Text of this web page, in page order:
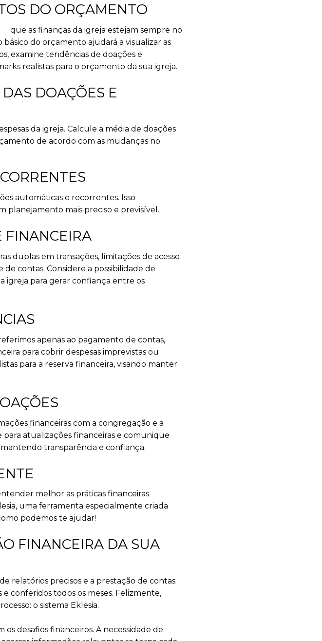
DO ORÇAMENTO
que as finanças da igreja estejam sempre no
do orçamento ajudará a visualizar as
examine tendências de doações e
realistas para o orçamento da sua igreja.
DOAÇÕES E
da igreja. Calcule a média de doações
de acordo com as mudanças no
automáticas e recorrentes. Isso
planejamento mais preciso e previsível.
FINANCEIRA
duplas em transações, limitações de acesso
contas. Considere a possibilidade de
igreja para gerar confiança entre os
apenas ao pagamento de contas,
para cobrir despesas imprevistas ou
para a reserva financeira, visando manter
financeiras com a congregação e a
atualizações financeiras e comunique
transparência e confiança.
melhor as práticas financeiras
uma ferramenta especialmente criada
podemos te ajudar!
FINANCEIRA DA SUA
relatórios precisos e a prestação de contas
conferidos todos os meses. Felizmente,
o sistema Eklesia.
desafios financeiros. A necessidade de